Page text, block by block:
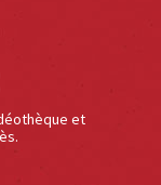
et